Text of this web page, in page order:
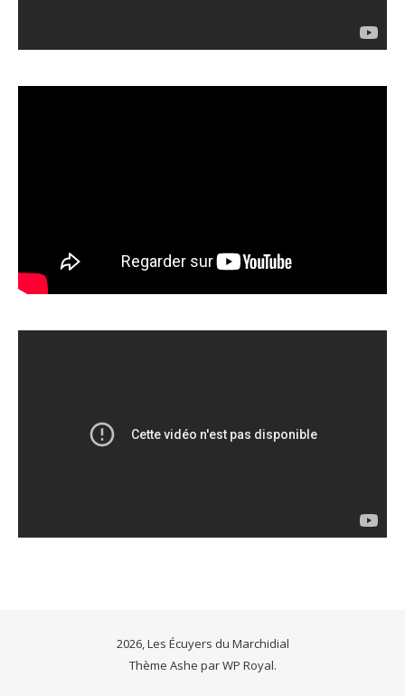
2026, Les Écuyers du Marchidial
Thème Ashe parWP Royal.